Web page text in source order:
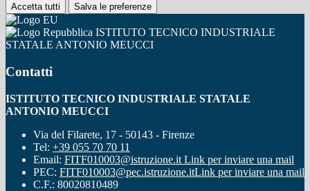
Accetta tutti Salva le preferenze
ISTITUTO TECNICO INDUSTRIALE
STATALE ANTONIO MEUCCI
Contatti
ISTITUTO TECNICO INDUSTRIALE STATALE
ANTONIO MEUCCI
Via del Filarete, 17 - 50143 - Firenze
Tel: +39 055 70 70 11
Email: FITF010003@istruzione.it Link per inviare una mail
PEC: FITF010003@pec.istruzione.itLink per inviare una mail
C.F.: 80020810489